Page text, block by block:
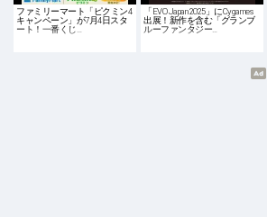
ファミリーマート「ピクミン4
キャンペーン」が7月4日スタ
ート！一番くじ…
「EVO Japan 2025」にCygames
出展！新作を含む「グランブ
ルーファンタジー…